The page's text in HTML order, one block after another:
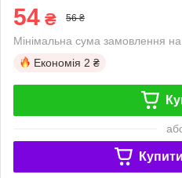
54 ₴ 56 ₴
Мінімальна сума замовлення
Економія 2 ₴